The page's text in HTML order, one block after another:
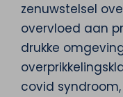
zenuwstelsel
overvloed aan
drukke
covid